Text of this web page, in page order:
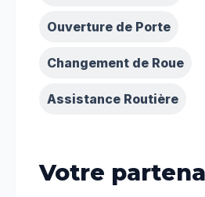
Ouverture de Porte
Changement de Roue
Assistance Routière
Votre